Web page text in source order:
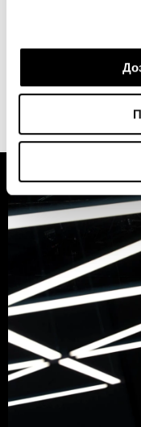
If you allow, we
Collect
Identify your
specific
Find out more about
and set your
Заедничките
Пертнери.
обработуваме како
нашатаПолитика
други слични
колачиња
.
повторно да ги
деталите“.
ја повлечете без